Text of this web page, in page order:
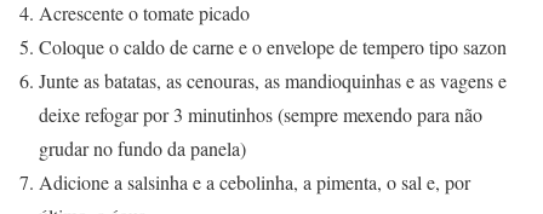
Acrescente o tomate picado
Coloque o caldo de carne e o envelope de tempero tipo sazon
Junte as batatas, as cenouras, as mandioquinhas e as vagens e
deixe refogar por 3 minutinhos (sempre mexendo para não
grudar no fundo da panela)
Adicione a salsinha e a cebolinha, a pimenta, o sal e, por